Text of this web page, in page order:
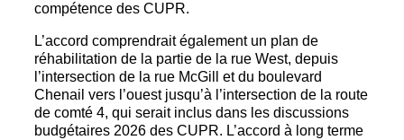
compétence des CUPR.
L’accord comprendrait également un plan de
réhabilitation de la partie de la rue West, depuis
l’intersection de la rue McGill et du boulevard
Chenail vers l’ouest jusqu’à l’intersection de la route
de comté 4, qui serait inclus dans les discussions
budgétaires 2026 des CUPR. L’accord à long terme